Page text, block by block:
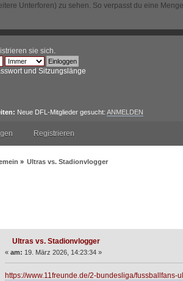
Unterforen) zu sehen. So verpasst du eine
sie sich
und Sitzungslänge
Neue DFL-Mitglieder gesucht: ANMELDEN
Registrieren
» Ultras vs. Stadionvlogger
Ultras vs. Stadionvlogger
« am: 19. März 2026, 14:23:34 »
https://www.11freunde.de/2-bundesliga/